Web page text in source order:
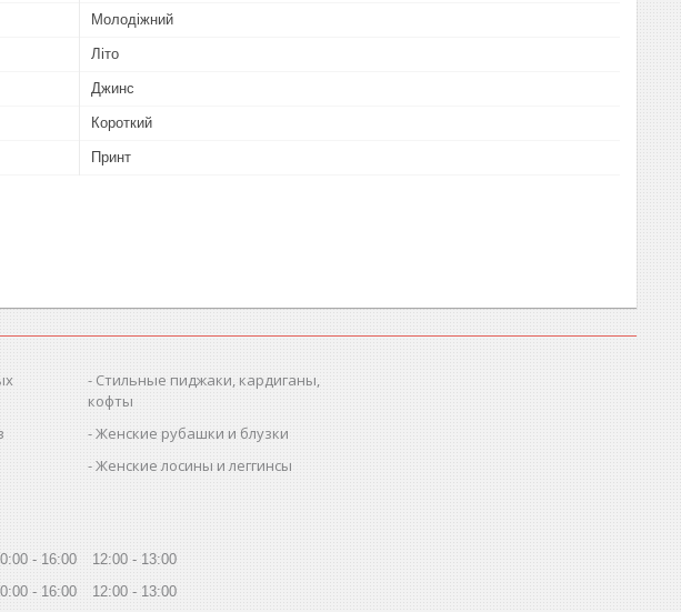
Молодіжний
Літо
Джинс
Короткий
Принт
Стильные пиджаки, кардиганы,
кофты
Женские рубашки и блузки
Женские лосины и леггинсы
16:00 12:00
13:00
16:00 12:00 13:00